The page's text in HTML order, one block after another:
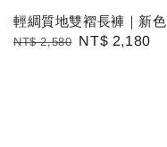
輕綢質地雙褶長褲｜新色
Regular
NT$ 2,580 Sale
NT$ 2,180